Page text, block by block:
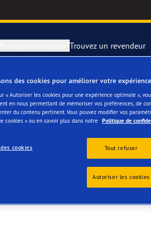
Pourquoi Goodyear?
F1 SuperSport
Performance 2
4Seasons GEN-3
Trouvez un revendeur
(042-001)
des cookies pour améliorer votre
« Autoriser les cookies pour une expérience optimale »,
en nous permettant de mémoriser vos préférences, de
du contenu pertinent. Vous pouvez modifier vos
cookies » ou en savoir plus dans notre Politique de
cookies Tout refuser
Autoriser les